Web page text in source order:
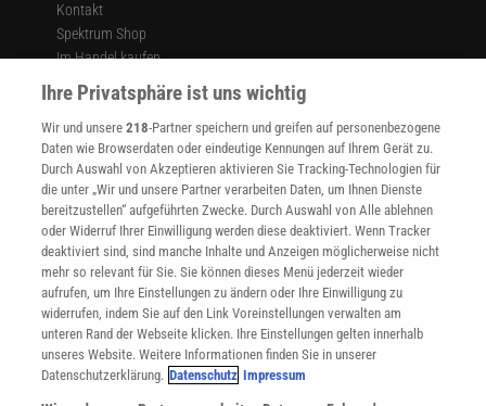
Kontakt
Spektrum Shop
Im Handel kaufen
Presse
Verträge kündigen
Widerruf
INFO
Mediadaten
Datenschutz
Nutzungsbedingungen
Cookie-Einstellungen
Utiq verwalten
Nutzungsbasierte Onlinewerbung
Alle Artikel
Impressum
Ihre Privatsphäre ist uns wichtig
Wir und unsere218-Partner speichern und greifen auf personenbezogene
Daten wie Browserdaten oder eindeutige Kennungen auf Ihrem Gerät zu.
Durch Auswahl von Akzeptieren aktivieren Sie Tracking-Technologien für
die unter „Wir und unsere Partner verarbeiten Daten, um Ihnen Dienste
bereitzustellen“ aufgeführten Zwecke. Durch Auswahl von Alle ablehnen
oder Widerruf Ihrer Einwilligung werden diese deaktiviert. Wenn Tracker
deaktiviert sind, sind manche Inhalte und Anzeigen möglicherweise nicht
mehr so relevant für Sie. Sie können dieses Menü jederzeit wieder
aufrufen, um Ihre Einstellungen zu ändern oder Ihre Einwilligung zu
widerrufen, indem Sie auf den Link Voreinstellungen verwalten am
unteren Rand der Webseite klicken. Ihre Einstellungen gelten innerhalb
unseres Website. Weitere Informationen finden Sie in unserer
Datenschutzerklärung. Datenschutz Impressum